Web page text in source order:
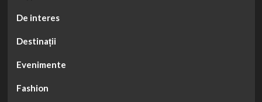
De interes
Destinații
Evenimente
Fashion